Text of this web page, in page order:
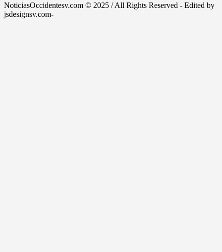
NoticiasOccidentesv.com © 2025 / All Rights Reserved - Edited by
jsdesignsv.com-